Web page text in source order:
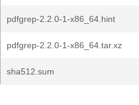
pdfgrep-2.2.0-1-x86_64.hint
pdfgrep-2.2.0-1-x86_64.tar.xz
sha512.sum